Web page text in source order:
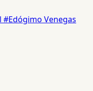
#Edógimo Venegas